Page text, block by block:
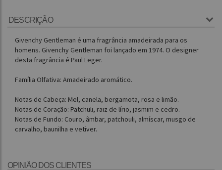
DESCRIÇÃO
Givenchy Gentleman é uma fragrância amadeirada para os
homens. Givenchy Gentleman foi lançado em 1974. O designer
desta fragrância é Paul Leger.
Família Olfativa: Amadeirado aromático.
Notas de Cabeça: Mel, canela, bergamota, rosa e limão.
Notas de Coração: Patchuli, raiz de lírio, jasmim e cedro.
Notas de Fundo: Couro, âmbar, patchouli, almíscar, musgo de
carvalho, baunilha e vetiver.
OPINIÃO DOS CLIENTES